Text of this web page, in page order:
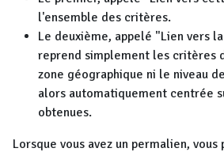
l'ensemble des critères.
Le deuxième, appelé "Lien vers
reprend simplement les critères
zone géographique ni le niveau
alors automatiquement centrée
obtenues.
Lorsque vous avez un permalien,